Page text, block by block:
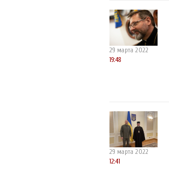
29 марта 2022
19:48
29 марта 2022
12:41